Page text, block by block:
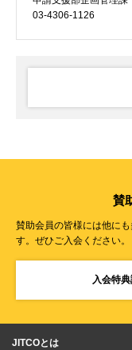
03-4306-1126
賛
賛助会員の皆様には他に
す。ぜひご入会ください。
入会特
JITCOとは